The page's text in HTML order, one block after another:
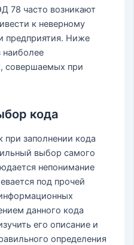
78 часто возникают
к неверному
предприятия. Ниже
наиболее
совершаемых при
кода
заполнении кода
выбор самого
непонимание
под прочей
данного кода
его описание и
определения